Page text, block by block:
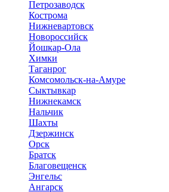
Петрозаводск
Кострома
Нижневартовск
Новороссийск
Йошкар-Ола
Химки
Таганрог
Комсомольск-на-Амуре
Сыктывкар
Нижнекамск
Нальчик
Шахты
Дзержинск
Орск
Братск
Благовещенск
Энгельс
Ангарск